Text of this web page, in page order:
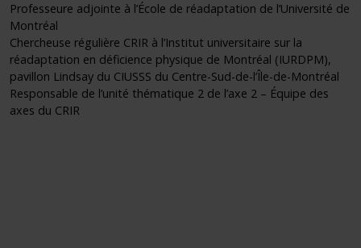
Professeure adjointe à l’École de réadaptation de l’Université de
Montréal
Chercheuse régulière CRIR à l’Institut universitaire sur la
réadaptation en déficience physique de Montréal (IURDPM),
pavillon Lindsay du CIUSSS du Centre-Sud-de-l’Île-de-Montréal
Responsable de l’unité thématique 2 de l’axe 2 – Équipe des
axes du CRIR